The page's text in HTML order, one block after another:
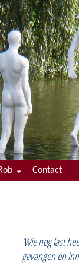
Contact
‘Wie nog last
gevangen en